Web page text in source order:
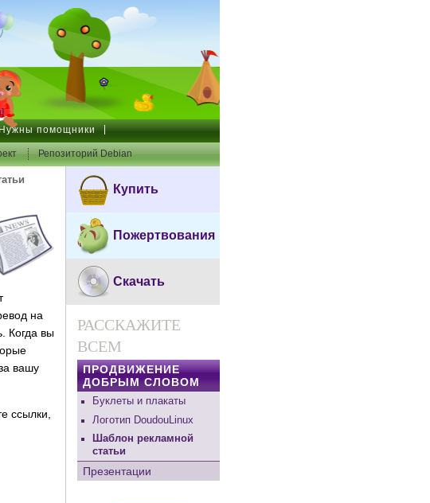
помощники
Репозиторий Debian
на
Когда вы
вашу
ссылки,
Купить
Пожертвования
Скачать
РАССКАЖИТЕ
ВСЕМ
ПРОДВИЖЕНИЕ
ДОБРЫМ СЛОВОМ
Буклеты и плакаты
Логотип DoudouLinux
Шаблон рекламной
статьи
Презентации